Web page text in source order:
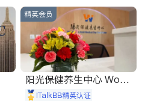
精英会员
阳光保健养生中心 World
shine
iTalkBB精英认证